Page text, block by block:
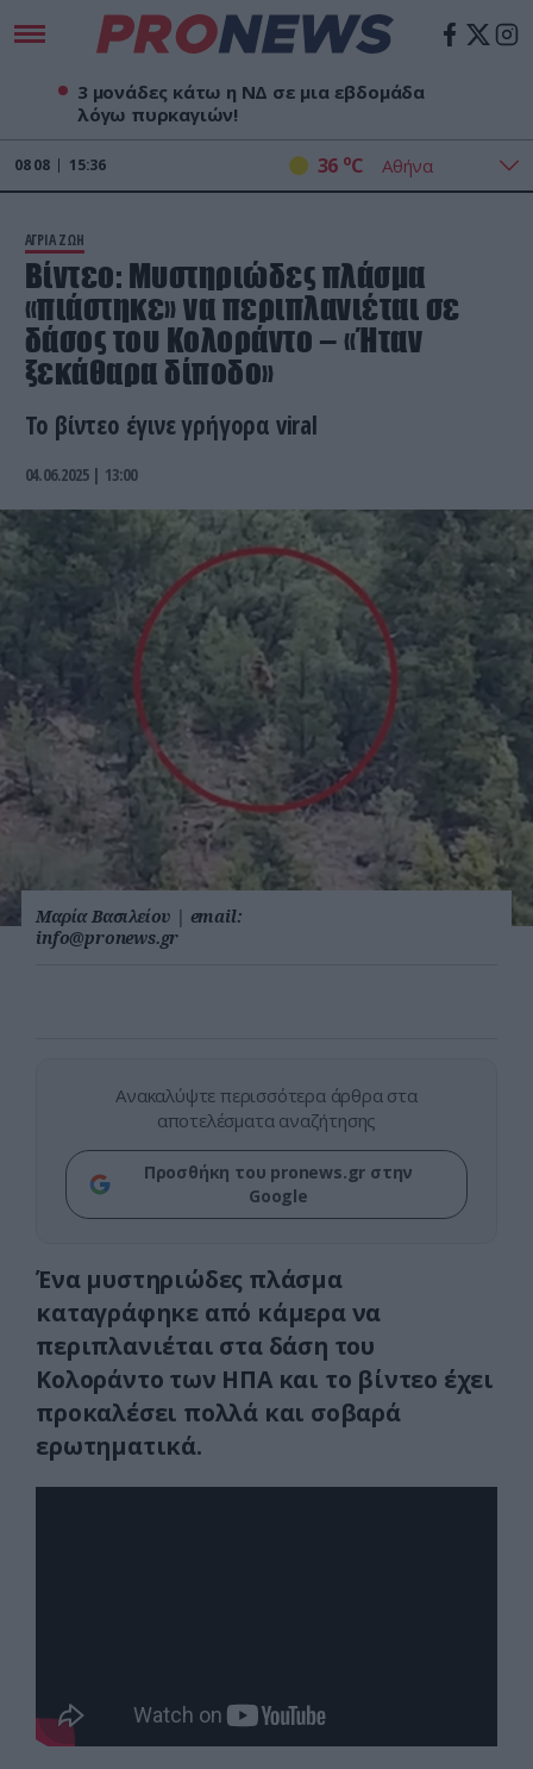
3 μονάδες κάτω η ΝΔ σε μια εβδομάδα
λόγω πυρκαγιών!
08 08 15:36 36 oC
ΑΓΡΙΑ ΖΩΗ
Βίντεο: Μυστηριώδες πλάσμα
«πιάστηκε» να περιπλανιέται σε
δάσος του Κολοράντο – «Ήταν
ξεκάθαρα δίποδο»
Το βίντεο έγινε γρήγορα viral
04.06.2025 | 13:00
Μαρία Βασιλείου | email:
info@pronews.gr
Ανακαλύψτε περισσότερα άρθρα στα
αποτελέσματα αναζήτησης
Προσθήκη του pronews.gr στην
Google
Ένα μυστηριώδες πλάσμα
καταγράφηκε από κάμερα να
περιπλανιέται στα δάση του
Κολοράντο των ΗΠΑ και το βίντεο έχει
προκαλέσει πολλά και σοβαρά
ερωτηματικά.